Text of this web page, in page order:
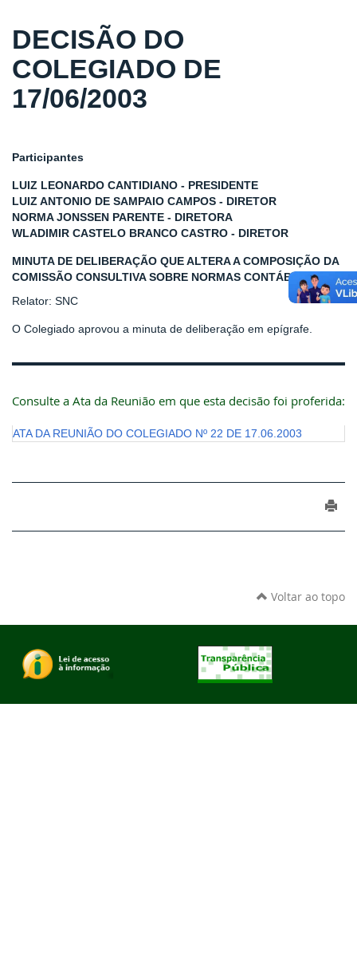
DECISÃO DO
COLEGIADO DE
17/06/2003
Participantes
LUIZ LEONARDO CANTIDIANO - PRESIDENTE
LUIZ ANTONIO DE SAMPAIO CAMPOS - DIRETOR
NORMA JONSSEN PARENTE - DIRETORA
WLADIMIR CASTELO BRANCO CASTRO - DIRETOR
MINUTA DE DELIBERAÇÃO QUE ALTERA A COMPOSIÇÃO DA
COMISSÃO CONSULTIVA SOBRE NORMAS CONTÁBEIS
Relator: SNC
O Colegiado aprovou a minuta de deliberação em epígrafe.
Consulte a Ata da Reunião em que esta decisão foi proferida:
ATA DA REUNIÃO DO COLEGIADO Nº 22 DE 17.06.2003
Voltar ao topo